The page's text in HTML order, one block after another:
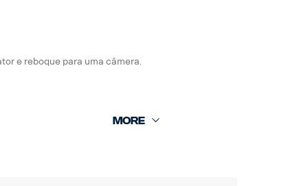
e reboque para uma câmera.